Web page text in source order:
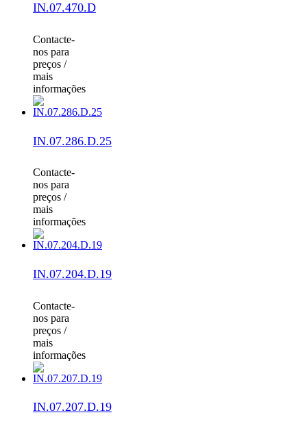
IN.07.470.D
Contacte-
nos para
preços /
mais
informações
IN.07.286.D.25
Contacte-
nos para
preços /
mais
informações
IN.07.204.D.19
Contacte-
nos para
preços /
mais
informações
IN.07.207.D.19